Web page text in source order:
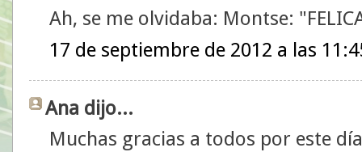
Ah, se me olvidaba: Montse:
17 de septiembre de 2012 a las
Ana dijo...
Muchas gracias a todos por este